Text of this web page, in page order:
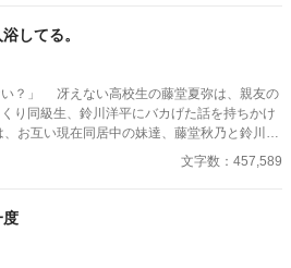
してる。
弥は、親友の
り同級生、鈴川洋平にバカげた話を持ちかけ
いうものだった。 鈴川美咲は、美男
劣らない美少女なのだけれど、男子に嫌悪感
距離感が、二人暮らしのなかで徐々に変わっ
ブコメディです。
文字数：457,589
度